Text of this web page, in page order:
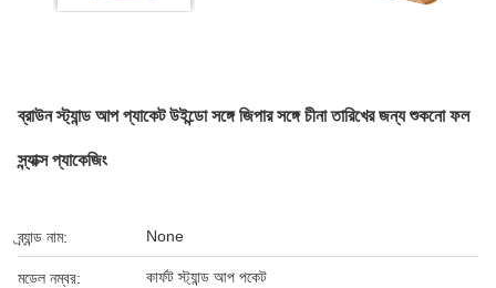
ব্রাউন স্ট্যান্ড আপ প্যাকেট উইন্ডো সঙ্গে জিপার সঙ্গে চীনা তারিখের জন্য শুকনো ফল
স্ন্যাক্স প্যাকেজিং
ব্র্যান্ড নাম: None
মডেল নম্বর: কার্ফট স্ট্যান্ড আপ পকেট